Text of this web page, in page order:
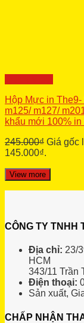
Hộp Mực in
m125/ m127/
khẩu mới 100% in
245.000₫ Giá gốc
145.000₫.
View more
CÔNG TY TNHH
Địa chỉ: 23/
HCM
343/11 Trần
Điện thoại:
Sản xuất,
CHẤP NHẬN